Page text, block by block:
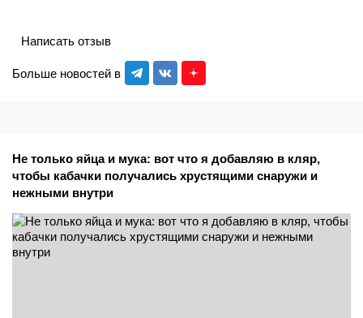
Больше новостей в
Написать отзыв
Не только яйца и мука: вот что я добавляю в кляр,
чтобы кабачки получались хрустящими снаружи и
нежными внутри